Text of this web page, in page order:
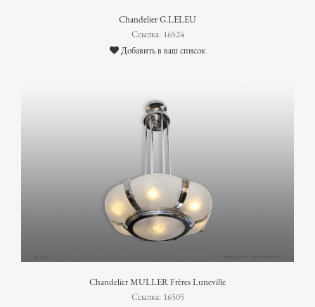
Chandelier G.LELEU
Ссылка: 16524
Добавить в ваш список
Chandelier MULLER Frères Luneville
Ссылка: 16505